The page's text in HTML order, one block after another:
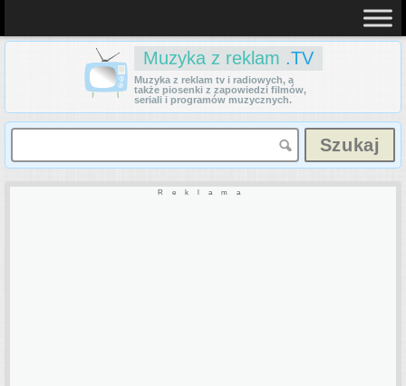
Muzyka z reklam .TV
Muzyka z reklam tv i radiowych, a
także piosenki z zapowiedzi filmów,
seriali i programów muzycznych.
Reklama